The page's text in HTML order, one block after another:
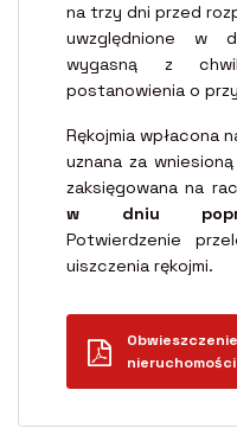
na trzy dni przed
uwzględnione w
wygasną z
postanowienia o
Rękojmia wpłacona
uznana za
zaksięgowana na
w dniu
Potwierdzenie
uiszczenia rękojmi.
nieruchomości